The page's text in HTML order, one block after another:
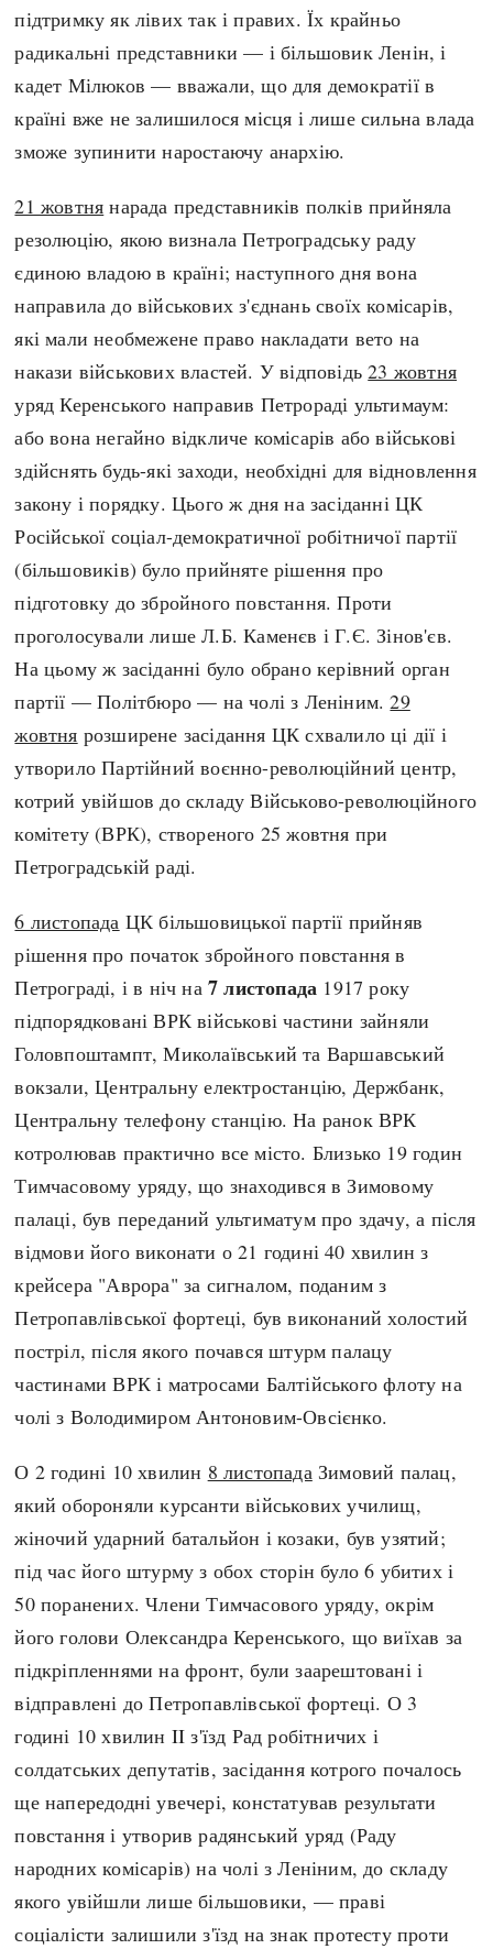
підтримку як лівих так і правих. Їх крайньо
радикальні представники — і більшовик Ленін, і
кадет Мілюков — вважали, що для демократії в
країні вже не залишилося місця і лише сильна влада
зможе зупинити наростаючу анархію.
21 жовтня нарада представників полків прийняла
резолюцію, якою визнала Петроградську раду
єдиною владою в країні; наступного дня вона
направила до військових з'єднань своїх комісарів,
які мали необмежене право накладати вето на
накази військових властей. У відповідь23 жовтня
уряд Керенського направив Петрораді ультимаум:
або вона негайно відкличе комісарів або військові
здійснять будь-які заходи, необхідні для відновлення
закону і порядку. Цього ж дня на засіданні ЦК
Російської соціал-демократичної робітничої партії
(більшовиків) було прийняте рішення про
підготовку до збройного повстання. Проти
проголосували лише Л.Б. Каменєв і Г.Є. Зінов'єв.
На цьому ж засіданні було обрано керівний орган
партії — Політбюро — на чолі з Леніним.29
жовтня розширене засідання ЦК схвалило ці дії і
утворило Партійний воєнно-революційний центр,
котрий увійшов до складу Військово-революційного
комітету (ВРК), створеного 25 жовтня при
Петроградській раді.
6 листопада ЦК більшовицької партії прийняв
рішення про початок збройного повстання в
Петрограді, і в ніч на7 листопада 1917 року
підпорядковані ВРК військові частини зайняли
Головпоштампт, Миколаївський та Варшавський
вокзали, Центральну електростанцію, Держбанк,
Центральну телефону станцію. На ранок ВРК
котролював практично все місто. Близько 19 годин
Тимчасовому уряду, що знаходився в Зимовому
палаці, був переданий ультиматум про здачу, а після
відмови його виконати о 21 годині 40 хвилин з
крейсера "Аврора" за сигналом, поданим з
Петропавлівської фортеці, був виконаний холостий
постріл, після якого почався штурм палацу
частинами ВРК і матросами Балтійського флоту на
чолі з Володимиром Антоновим-Овсієнко.
О 2 годині 10 хвилин 8 листопада Зимовий палац,
який обороняли курсанти військових училищ,
жіночий ударний батальйон і козаки, був узятий;
під час його штурму з обох сторін було 6 убитих і
50 поранених. Члени Тимчасового уряду, окрім
його голови Олександра Керенського, що виїхав за
підкріпленнями на фронт, були заарештовані і
відправлені до Петропавлівської фортеці. О 3
годині 10 хвилин II з'їзд Рад робітничих і
солдатських депутатів, засідання котрого почалось
ще напередодні увечері, констатував результати
повстання і утворив радянський уряд (Раду
народних комісарів) на чолі з Леніним, до складу
якого увійшли лише більшовики, — праві
соціалісти залишили з'їзд на знак протесту проти